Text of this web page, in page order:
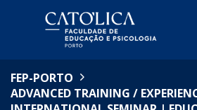
FEP-PORTO
ADVANCED TRAINING /